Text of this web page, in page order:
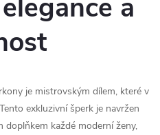
a
je mistrovským dílem, které v
exkluzivní šperk je navržen
doplňkem každé moderní ženy,